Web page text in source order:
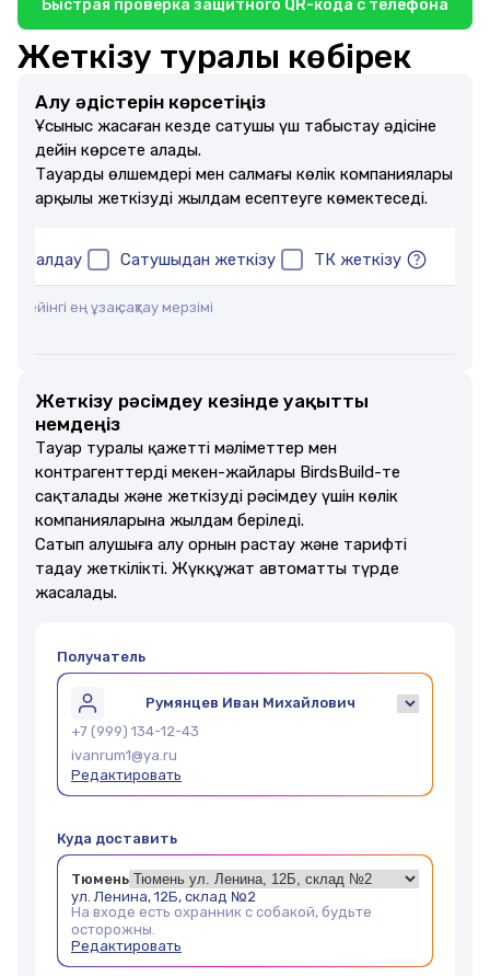
Быстрая проверка защитного QR-кода с телефона
Жеткізу туралы көбірек
Алу әдістерін көрсетіңіз
Ұсыныс жасаған кезде сатушы үш табыстау әдісіне
дейін көрсете алады.
Тауардың өлшемдері мен салмағы көлік компаниялары
арқылы жеткізуді жылдам есептеуге көмектеседі.
Сатушыдан жеткізу ТК жеткізу
кейінгі ең ұзақ сақтау мерзімі
Жеткізу рәсімдеу кезінде уақытты
үнемдеңіз
Тауар туралы қажетті мәліметтер мен
контрагенттердің мекен-жайлары BirdsBuild-те
сақталады және жеткізуді рәсімдеу үшін көлік
компанияларына жылдам беріледі.
Сатып алушыға алу орнын растау және тарифті
таңдау жеткілікті. Жүкқұжат автоматты түрде
жасалады.
Получатель
Румянцев Иван Михайлович
+7 (999) 134-12-43
ivanrum1@ya.ru
Редактировать
Куда доставить
Тюмень
ул. Ленина, 12Б, склад №2
На входе есть охранник с собакой, будьте
осторожны.
Редактировать